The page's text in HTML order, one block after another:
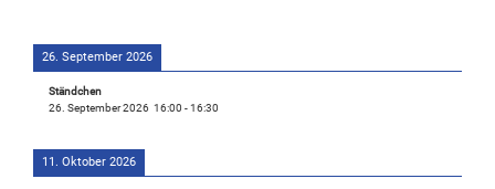
26. September 2026
Ständchen
26. September 2026 16:00 -16:30
11. Oktober 2026